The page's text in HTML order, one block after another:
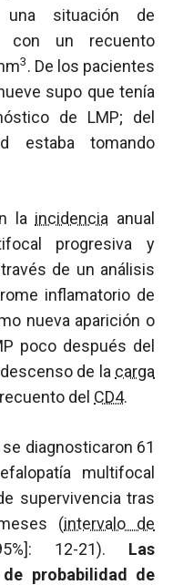
situación de
con un recuento
3. De los pacientes
supo que tenía
de LMP; del
estaba tomando
la incidencia anual
progresiva y
de un análisis
inflamatorio de
nueva aparición o
poco después del
de la carga
del CD4.
diagnosticaron 61
multifocal
supervivencia tras
(intervalo de
12-21). Las
probabilidad de